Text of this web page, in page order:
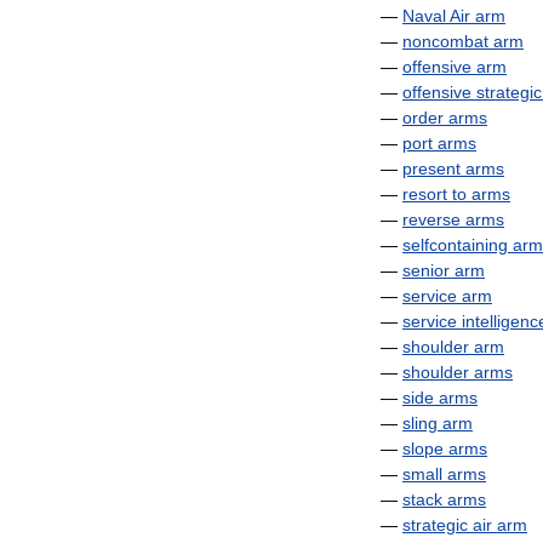
— NavalAir arm
— noncombat arm
— offensive arm
— offensive strategic
— order arms
— port arms
— present arms
— resort to arms
— reverse arms
— selfcontaining arm
— senior arm
— service arm
— service
— shoulder arm
— shoulder arms
— side arms
— sling arm
— slope arms
— small arms
— stack arms
— strategic air arm